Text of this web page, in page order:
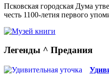
Псковская городская Дума
честь 1100-летия первого
Легенды ^ Предания